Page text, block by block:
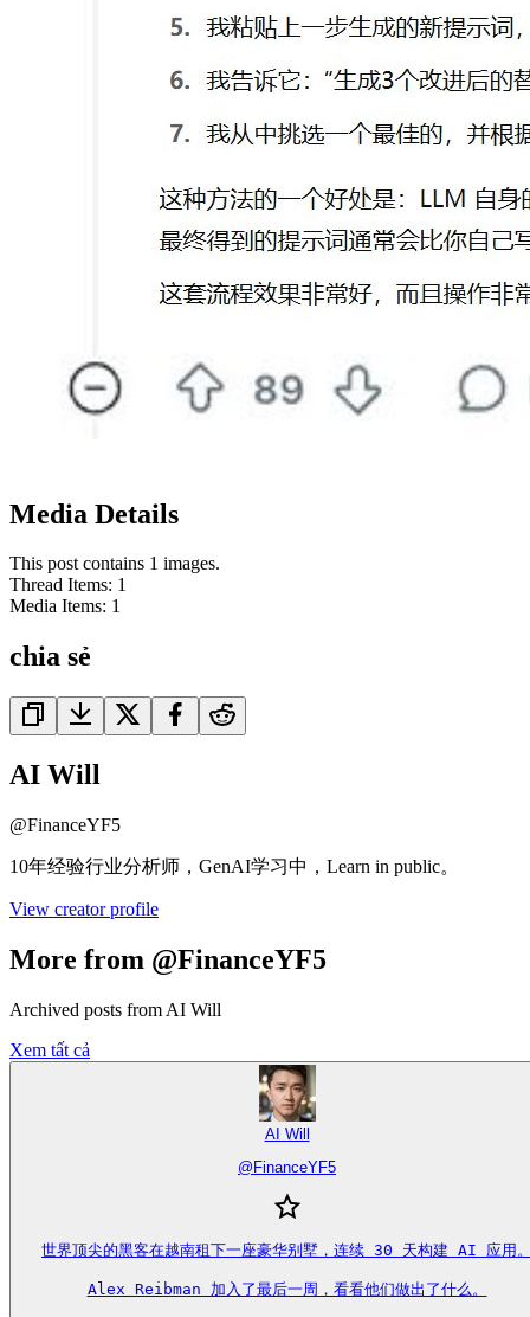
Media Details
This post contains 1 images.
Thread Items: 1
Media Items: 1
chia sẻ
AI Will
@FinanceYF5
10年经验行业分析师，GenAI学习中，Learn in public。
View creator profile
More from @FinanceYF5
Archived posts from AI Will
Xem tất cả
AI Will
@ FinanceYF5
世界顶尖的黑客在越南租下一座豪华别墅，连续 30 天构建 AI 应用
Alex Reibman 加入了最后一周，看看他们做出了什么。